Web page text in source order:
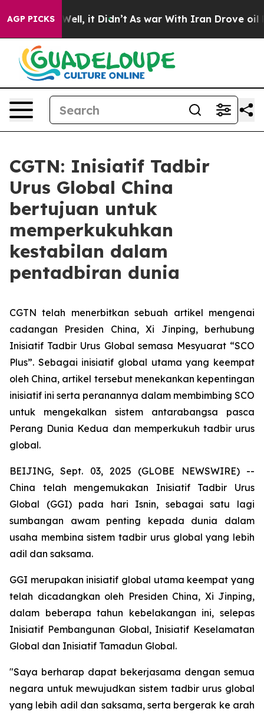
AGP PICKS
Well, it Didn’t As war With Iran Drove oil
CGTN: Inisiatif Tadbir
Urus Global China
bertujuan untuk
memperkukuhkan
kestabilan dalam
pentadbiran dunia
CGTN telah menerbitkan sebuah artikel mengenai
cadangan Presiden China, Xi Jinping, berhubung
Inisiatif Tadbir Urus Global semasa Mesyuarat “SCO
Plus”. Sebagai inisiatif global utama yang keempat
oleh China, artikel tersebut menekankan kepentingan
inisiatif ini serta peranannya dalam membimbing SCO
untuk mengekalkan sistem antarabangsa pasca
Perang Dunia Kedua dan memperkukuh tadbir urus
global.
BEIJING, Sept. 03, 2025 (GLOBE NEWSWIRE) --
China telah mengemukakan Inisiatif Tadbir Urus
Global (GGI) pada hari Isnin, sebagai satu lagi
sumbangan awam penting kepada dunia dalam
usaha membina sistem tadbir urus global yang lebih
adil dan saksama.
GGI merupakan inisiatif global utama keempat yang
telah dicadangkan oleh Presiden China, Xi Jinping,
dalam beberapa tahun kebelakangan ini, selepas
Inisiatif Pembangunan Global, Inisiatif Keselamatan
Global dan Inisiatif Tamadun Global.
"Saya berharap dapat bekerjasama dengan semua
negara untuk mewujudkan sistem tadbir urus global
yang lebih adil dan saksama, serta bergerak ke arah